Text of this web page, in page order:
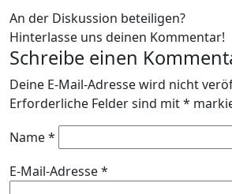
An der Diskussion beteiligen?
Hinterlasse uns deinen Kommentar!
Schreibe einen
Deine E-Mail-Adresse wird nicht
Erforderliche Felder sind mit*
Name*
E-Mail-Adresse*